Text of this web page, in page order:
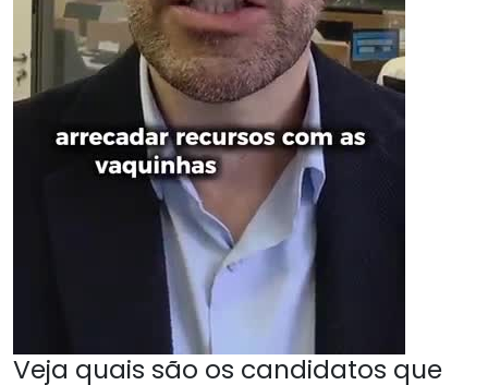
Veja quais são os candidatos que